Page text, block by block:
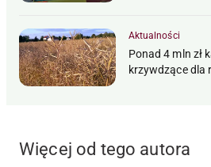
Aktualności
Ponad 4 mln zł
krzywdzące dla
Więcej od tego autora